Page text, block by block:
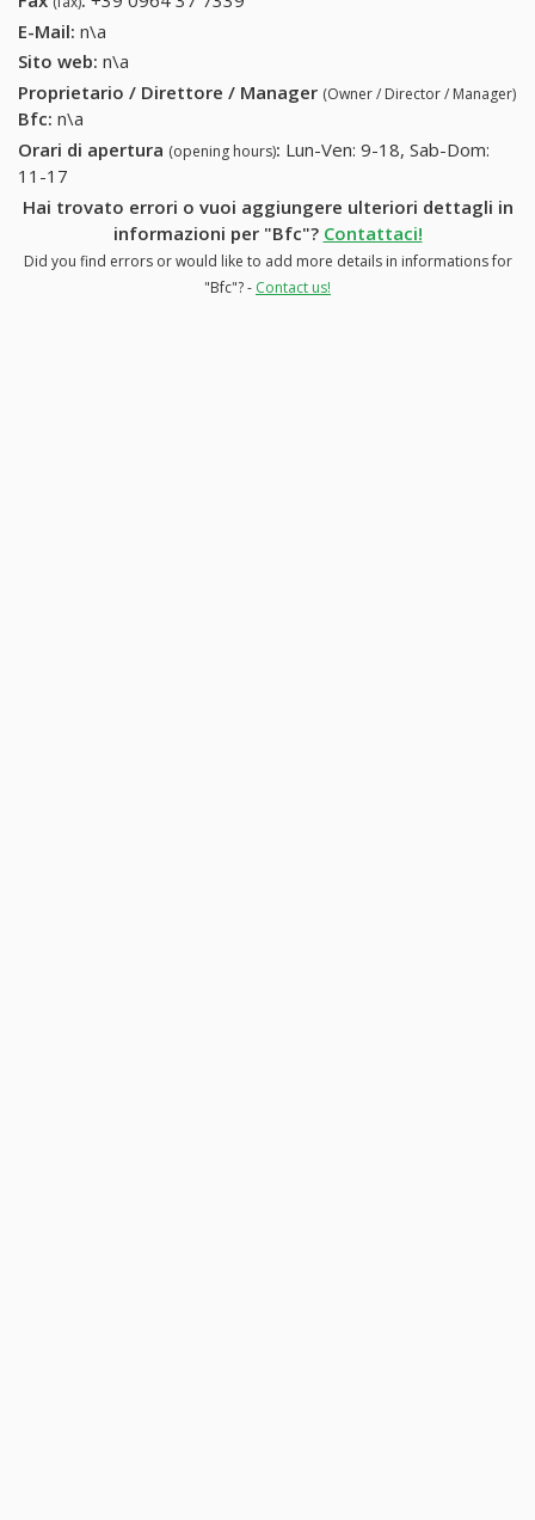
E-Mail: n\a
Sito web: n\a
Proprietario / Direttore / Manager (Owner / Director / Manager)
Bfc: n\a
Orari di apertura (opening hours): Lun-Ven: 9-18, Sab-Dom:
11-17
Hai trovato errori o vuoi aggiungere ulteriori dettagli in
informazioni per "Bfc"? Contattaci!
Did you find errors or would like to add more details in informations for
"Bfc"? - Contact us!